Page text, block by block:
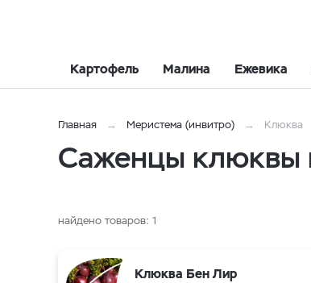
Картофель Малина Ежевика
Главная Меристема (инвитро) Клюква
Саженцы клюквы
найдено товаров: 1
Клюква Бен Лир